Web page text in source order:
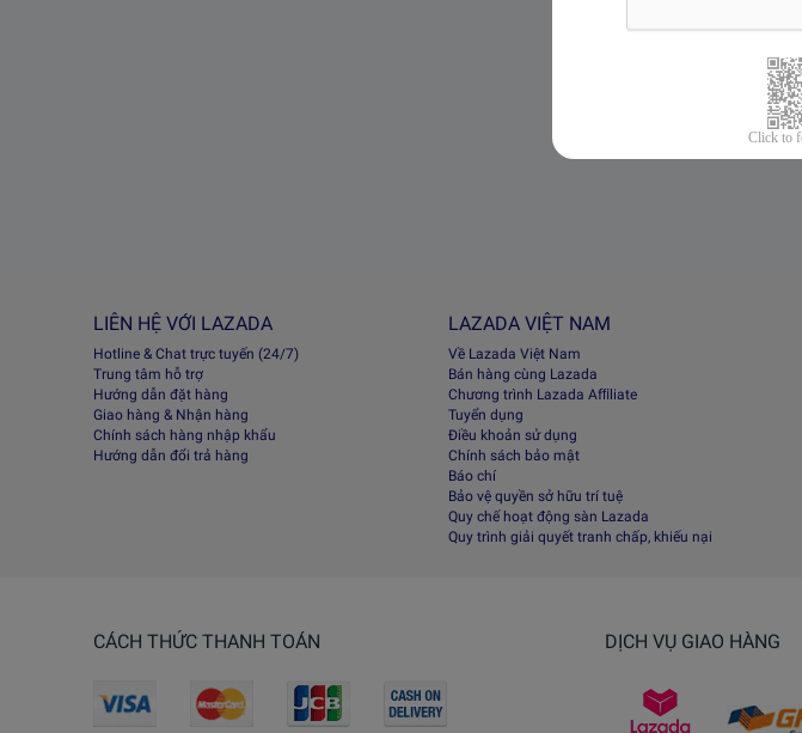
LIÊN HỆ VỚI LAZADA
Hotline & Chat trực tuyến (24/7)
Trung tâm hỗ trợ
Hướng dẫn đặt hàng
Giao hàng & Nhận hàng
Chính sách hàng nhập khẩu
Hướng dẫn đổi trả hàng
LAZADA VIỆT NAM
Về Lazada Việt Nam
Bán hàng cùng Lazada
Chương trình Lazada Afﬁliate
Tuyển dụng
Điều khoản sử dụng
Chính sách bảo mật
Báo chí
Bảo vệ quyền sở hữu trí tuệ
Quy chế hoạt động sàn Lazada
Quy trình giải quyết tranh chấp, khiếu nại
CÁCH THỨC THANH TOÁN DỊCH VỤ GIAO HÀNG